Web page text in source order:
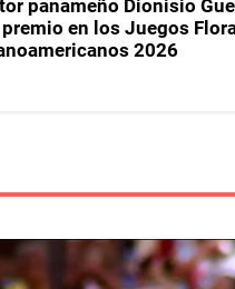
panameño Dionisio
en los Juegos
2026